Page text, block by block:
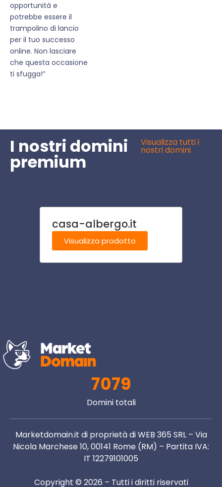
opportunità e
potrebbe essere il
trampolino di lancio
per il tuo successo
online. Non lasciare
che questa occasione
ti sfugga!”
I nostri domini
premium
Visualizza tutti i
nostri domini
casa-albergo.it
Visualizza prodotto
7079
Domini totali
Marketdomain.it di proprietà di WEB 365 SRL – Via
Nicola Marchese 10, 00141 Rome (RM) – Partita IVA:
IT 12279101005
Copyright © 2026 – Tutti i diritti riservati